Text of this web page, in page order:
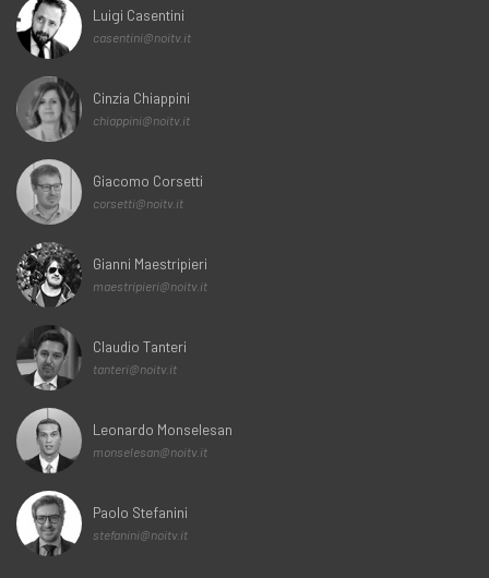
Luigi Casentini
casentini@noitv.it
Cinzia Chiappini
chiappini@noitv.it
Giacomo Corsetti
corsetti@noitv.it
Gianni Maestripieri
maestripieri@noitv.it
Claudio Tanteri
tanteri@noitv.it
Leonardo Monselesan
monselesan@noitv.it
Paolo Stefanini
stefanini@noitv.it